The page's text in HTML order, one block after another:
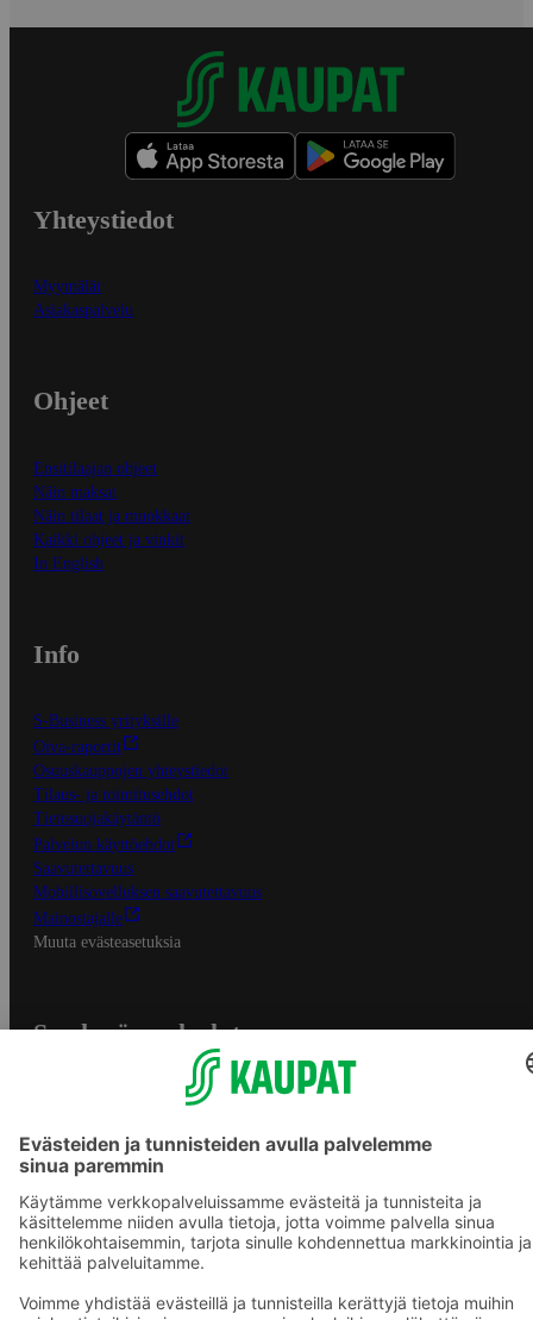
Yhteystiedot
Myymälät
Asiakaspalvelu
Ohjeet
Ensitilaajan ohjeet
Näin maksat
Näin tilaat ja muokkaat
Kaikki ohjeet ja vinkit
In English
Info
S-Business yrityksille
Oiva-raportit
Osuuskauppojen yhteystiedot
Tilaus- ja toimitusehdot
Tietosuojakäytäntö
Palvelun käyttöehdot
Saavutettavuus
Mobiilisovelluksen saavutettavuus
Mainostajalle
Muuta evästeasetuksia
S-ryhmän palvelut
Yhteishyvä Ruoka -sovellus
S-ostoslista -sovellus
Prisma.fi
Sokos.fi
S-Pankki
Sokos Hotels